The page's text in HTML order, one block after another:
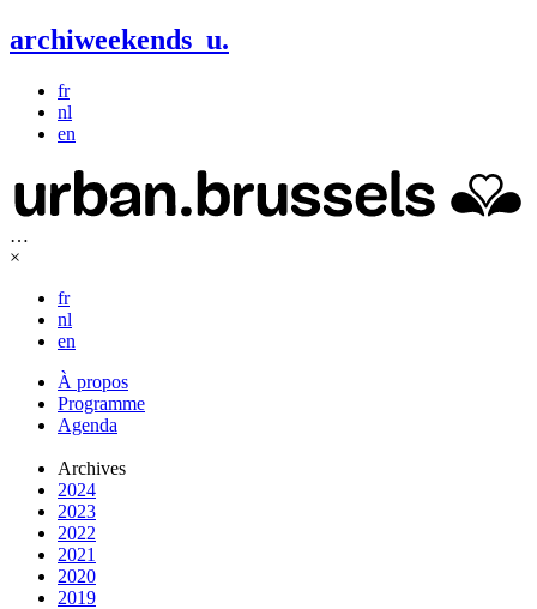
archiweekends u.
fr
nl
en
…
×
fr
nl
en
À propos
Programme
Agenda
Archives
2024
2023
2022
2021
2020
2019